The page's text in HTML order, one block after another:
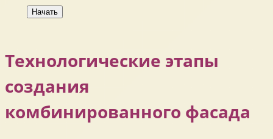
Начать
Технологические этапы
создания
комбинированного фасада